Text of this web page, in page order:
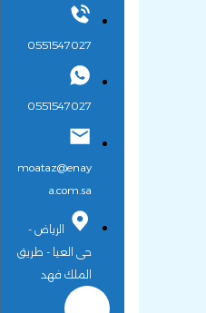
0551547027
0551547027
moataz@enay
a.com.sa
الرياض -
حى العيا - طريق
الملك فهد